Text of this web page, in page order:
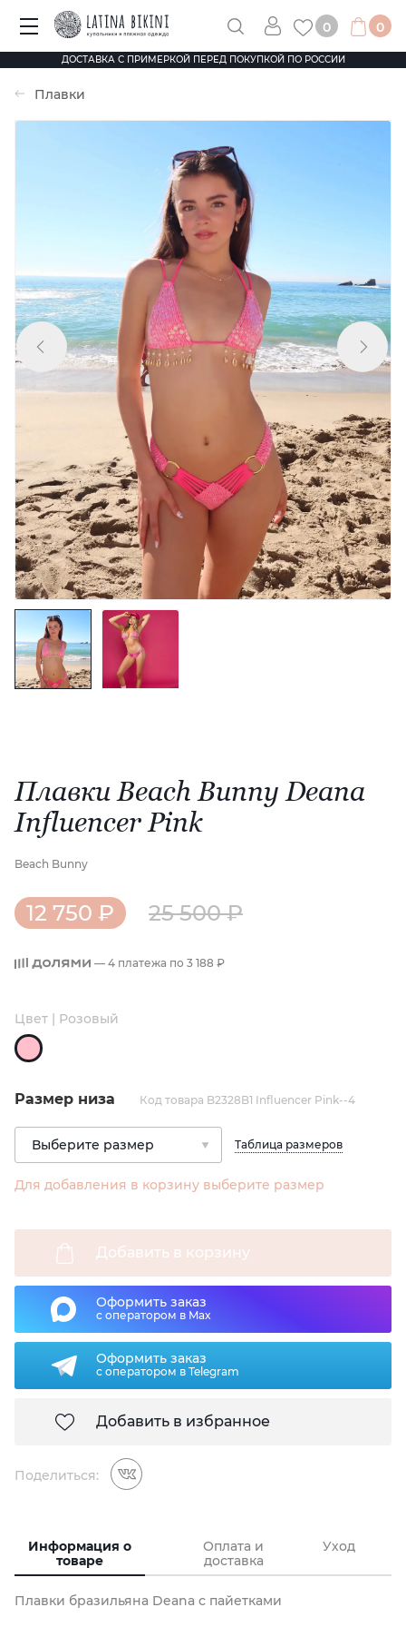
ДОСТАВКА С ПРИМЕРКОЙ ПЕРЕД ПОКУПКОЙ ПО РОССИИ
0 0
Плавки
Плавки Beach Bunny Deana
Influencer Pink
Beach Bunny
12 750 ₽ 25 500 ₽
— 4 платежа по 3 188 ₽
Цвет | Розовый
Размер низа Код товара B2328B1 Influencer Pink--4
Таблица размеров
Для добавления в корзину выберите размер
Добавить в корзину
Оформить заказ
с оператором в Max
Оформить заказ
с оператором в Telegram
Добавить в избранное
Поделиться:
Информация о
товаре
Оплата и
доставка
Уход
Плавки бразильяна Deana с пайетками